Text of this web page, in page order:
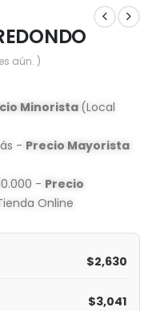
aún. )
Minorista(Local
- Precio Mayorista
- Precio
Online
$2,630
$3,041